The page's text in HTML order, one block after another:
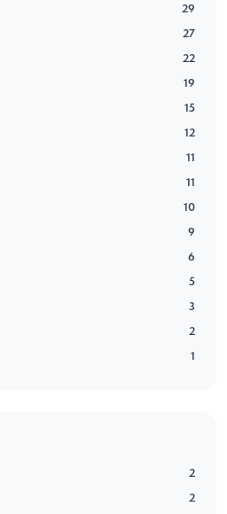
29
27
22
19
15
12
11
11
10
9
6
5
3
2
1
2
2